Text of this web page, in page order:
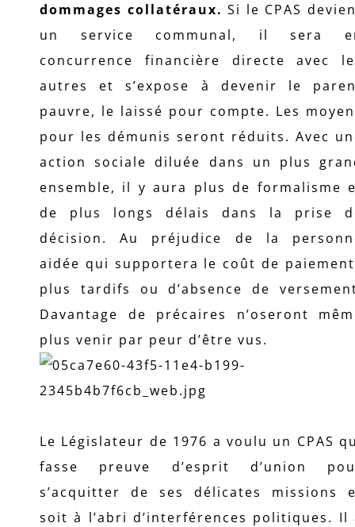
dommages collatéraux. Si le CPAS
un service communal, il sera
concurrence financière directe avec
autres et s’expose à devenir le
pauvre, le laissé pour compte. Les
pour les démunis seront réduits. Avec
action sociale diluée dans un plus
ensemble, il y aura plus de formalisme
de plus longs délais dans la prise
décision. Au préjudice de la
aidée qui supportera le coût de
plus tardifs ou d’absence de
Davantage de précaires n’oseront
plus venir par peur d’être vus.
Le Législateur de 1976 a voulu un CPAS
fasse preuve d’esprit d’union
s’acquitter de ses délicates missions
soit à l’abri d’interférences politiques. Il